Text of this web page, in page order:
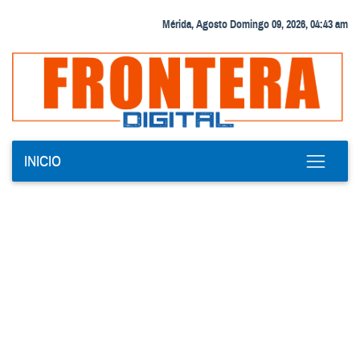
Mérida, Agosto Domingo 09, 2026, 04:43 am
INICIO